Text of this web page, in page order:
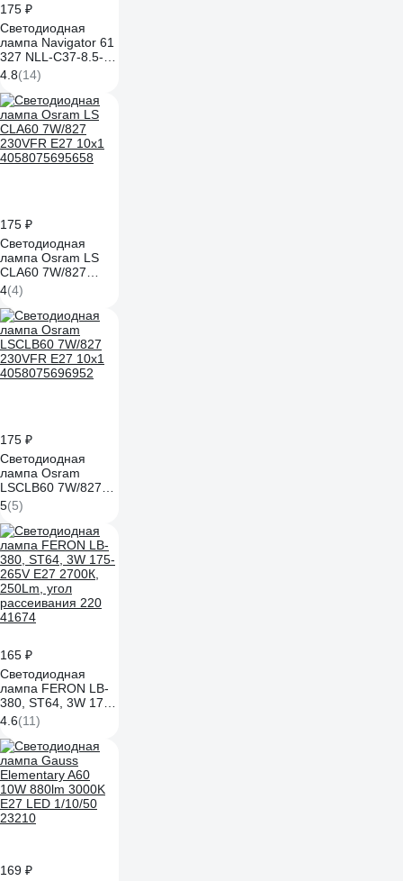
175 ₽
Светодиодная
лампа Navigator 61
327 NLL-C37-8.5-
230-2.7К-E27-FR
20451 61327
4.8(14)
175 ₽
Светодиодная
лампа Osram LS
CLA60 7W/827
230VFR E27 10x1
4058075695658
4(4)
175 ₽
Светодиодная
лампа Osram
LSCLB60 7W/827
230VFR E27 10x1
4058075696952
5(5)
165 ₽
Светодиодная
лампа FERON LB-
380, ST64, 3W 175-
265V E27 2700К,
250Lm, угол
рассеивания 220
41674
4.6(11)
169 ₽